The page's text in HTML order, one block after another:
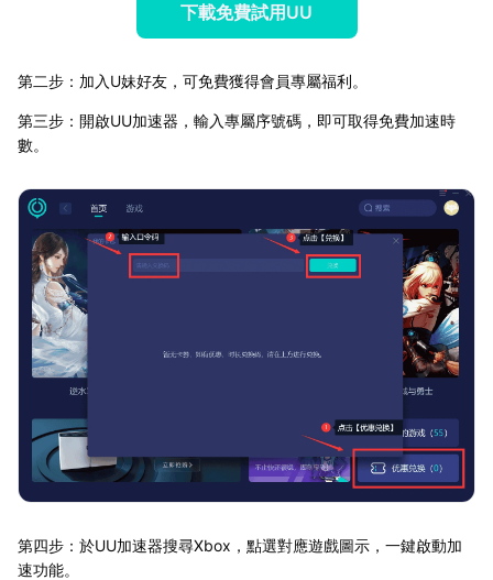
下載免費試用UU
第二步：加入U妹好友，可免費獲得會員專屬福利。
第三步：開啟UU加速器，輸入專屬序號碼，即可取得免費加速時
數。
第四步：於UU加速器搜尋Xbox，點選對應遊戲圖示，一鍵啟動加
速功能。